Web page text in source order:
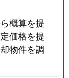
概算を提
価格を提
物件を調